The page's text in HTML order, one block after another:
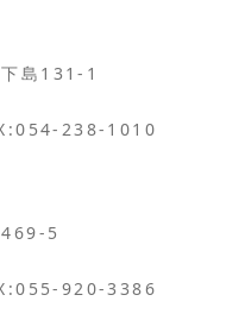
島131-1
238-1010
5
920-3386